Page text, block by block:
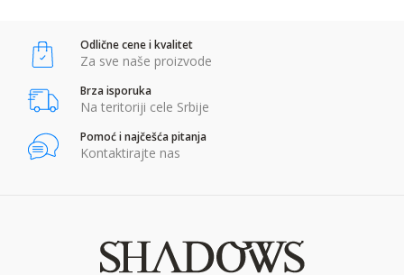
POŠALJI
Odlične cene i kvalitet
Za sve naše proizvode
Brza isporuka
Na teritoriji cele Srbije
Pomoć i najčešća pitanja
Kontaktirajte nas